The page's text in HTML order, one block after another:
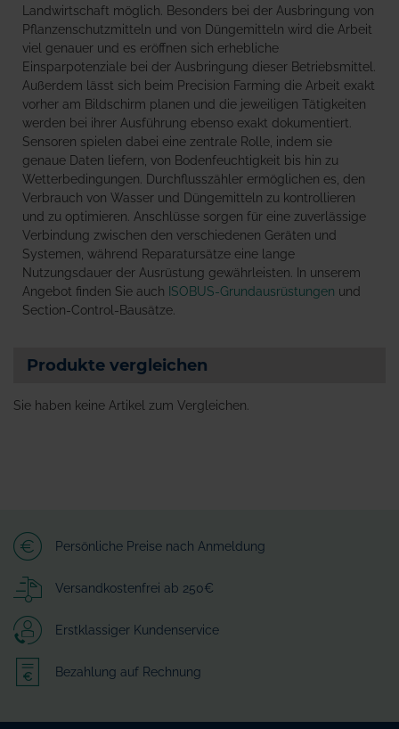
Landwirtschaft möglich. Besonders bei der Ausbringung von
Pflanzenschutzmitteln und von Düngemitteln wird die Arbeit
viel genauer und es eröffnen sich erhebliche
Einsparpotenziale bei der Ausbringung dieser Betriebsmittel.
Außerdem lässt sich beim Precision Farming die Arbeit exakt
vorher am Bildschirm planen und die jeweiligen Tätigkeiten
werden bei ihrer Ausführung ebenso exakt dokumentiert.
Sensoren spielen dabei eine zentrale Rolle, indem sie
genaue Daten liefern, von Bodenfeuchtigkeit bis hin zu
Wetterbedingungen. Durchflusszähler ermöglichen es, den
Verbrauch von Wasser und Düngemitteln zu kontrollieren
und zu optimieren. Anschlüsse sorgen für eine zuverlässige
Verbindung zwischen den verschiedenen Geräten und
Systemen, während Reparatursätze eine lange
Nutzungsdauer der Ausrüstung gewährleisten. In unserem
Angebot finden Sie auch ISOBUS-Grundausrüstungen und
Section-Control-Bausätze.
Produkte vergleichen
Sie haben keine Artikel zum Vergleichen.
Persönliche Preise nach Anmeldung
Versandkostenfrei ab 250€
Erstklassiger Kundenservice
Bezahlung auf Rechnung